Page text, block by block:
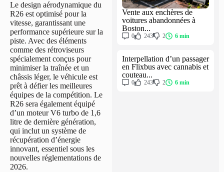
Le design aérodynamique du
R26 est optimisé pour la
vitesse, garantissant une
performance supérieure sur la
piste. Avec des éléments
comme des rétroviseurs
spécialement conçus pour
minimiser la traînée et un
châssis léger, le véhicule est
prêt à défier les meilleures
équipes de la compétition. Le
R26 sera également équipé
d’un moteur V6 turbo de 1,6
litre de dernière génération,
qui inclut un système de
récupération d’énergie
innovant, essentiel sous les
nouvelles réglementations de
2026.
Vente aux enchères de
voitures abandonnées à
Boston...
0 243 2 6 min
Interpellation d’un passager
en Flixbus avec cannabis et
couteau...
0 243 2 6 min